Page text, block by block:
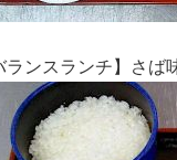
ランスランチ】さ